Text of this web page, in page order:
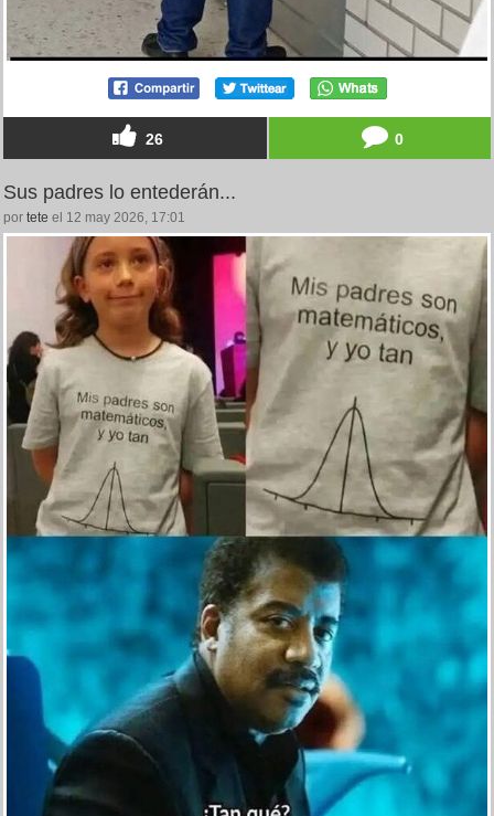
26 0
Sus padres lo entederán...
por tete el 12 may 2026, 17:01